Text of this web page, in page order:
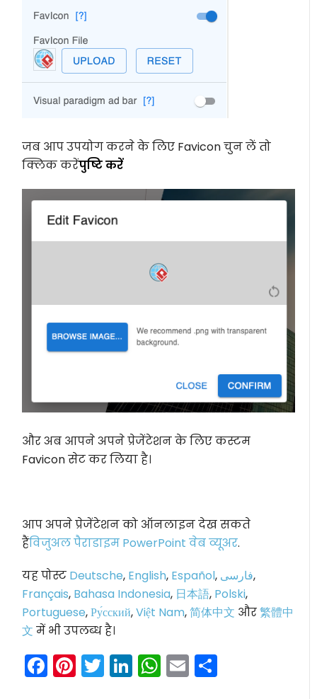
जब आप उपयोग करने के लिए Favicon चुन लें तो
क्लिक करेंपुष्टि करें
और अब आपने अपने प्रेजेंटेशन के लिए कस्टम
Favicon सेट कर लिया है।
आप अपने प्रेजेंटेशन को ऑनलाइन देख सकते
हैंविजुअल पैराडाइम PowerPoint वेब व्यूअर.
यह पोस्ट Deutsche, English, Español, فارسی,
Français, Bahasa Indonesia, 日本語, Polski,
Portuguese,Ру́сский,Việt Nam,简体中文 और繁體中
文 में भी उपलब्ध है।
Facebook
Pinterest
Twitter
LinkedIn
WhatsApp
Email